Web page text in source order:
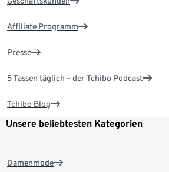
Affiliate Programm
Presse
5 Tassen täglich – der Tchibo Podcast
Tchibo Blog
Unsere beliebtesten Kategorien
Damenmode